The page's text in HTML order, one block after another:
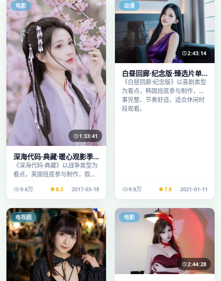
电影
1:33:41
深海代码·典藏·暖心观影季
口碑发酵持续升温
《深海代码·典藏》以战争类型为
看点，英国班底参与制作，叙事
观看。
9.8万 8.3 2017-03-18
动漫
2:43:14
白昼回廊·纪念版·臻选片单
推荐画质清晰观看流畅
《白昼回廊·纪念版》以喜剧类型
为看点，韩国班底参与制作，叙
事完整、节奏舒适，适合休闲时
段观看。
9.8万 7.8 2021-01-11
电视剧 电影
2:44:28